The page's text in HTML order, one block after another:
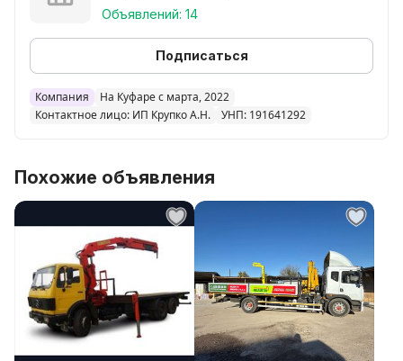
Выполним без проблем!!! Обращайтесь!!!
Объявлений: 14
Подписаться
Компания
На Куфаре с марта, 2022
Контактное лицо: ИП Крупко А.Н.
УНП: 191641292
Похожие объявления